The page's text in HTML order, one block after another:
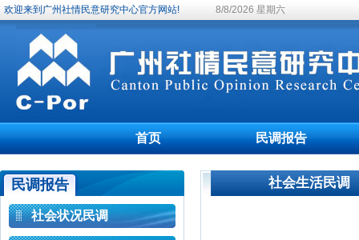
欢迎来到广州社情民意研究中心官方网站! 8/8/2026 星期六
首页 民调报告
民调报告
社会状况民调
社会生活民调